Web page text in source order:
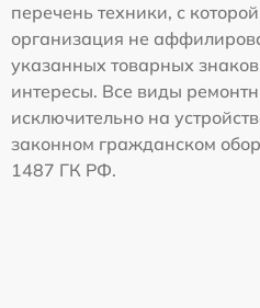
перечень техники, с
организация не
указанных товарных
интересы. Все виды
исключительно на
законном гражданском
1487 ГК РФ.